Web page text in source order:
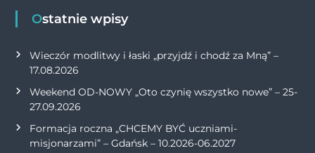
Ostatnie wpisy
Wieczór modlitwy i łaski „przyjdź i chodź za Mną” –
17.08.2026
Weekend OD-NOWY „Oto czynię wszystko nowe” – 25-
27.09.2026
Formacja roczna „CHCEMY BYĆ uczniami-
misjonarzami” – Gdańsk – 10.2026-06.2027